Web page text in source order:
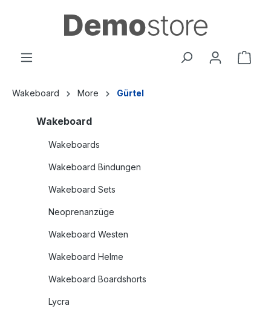
Wakeboard More Gürtel
Wakeboard
Wakeboards
Wakeboard Bindungen
Wakeboard Sets
Neoprenanzüge
Wakeboard Westen
Wakeboard Helme
Wakeboard Boardshorts
Lycra